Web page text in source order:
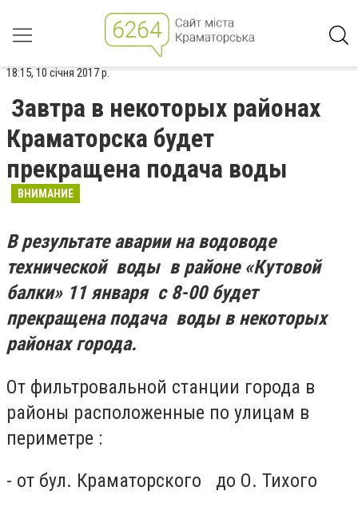
18:15, 10 січня 2017 р.
Завтра в некоторых районах
Краматорска будет
прекращена подача воды
ВНИМАНИЕ
В результате аварии на водоводе
технической воды в районе «Кутовой
балки» 11 января с 8-00 будет
прекращена подача воды в некоторых
районах города.
От фильтровальной станции города в
районы расположенные по улицам в
периметре :
- от бул. Краматорского до О. Тихого